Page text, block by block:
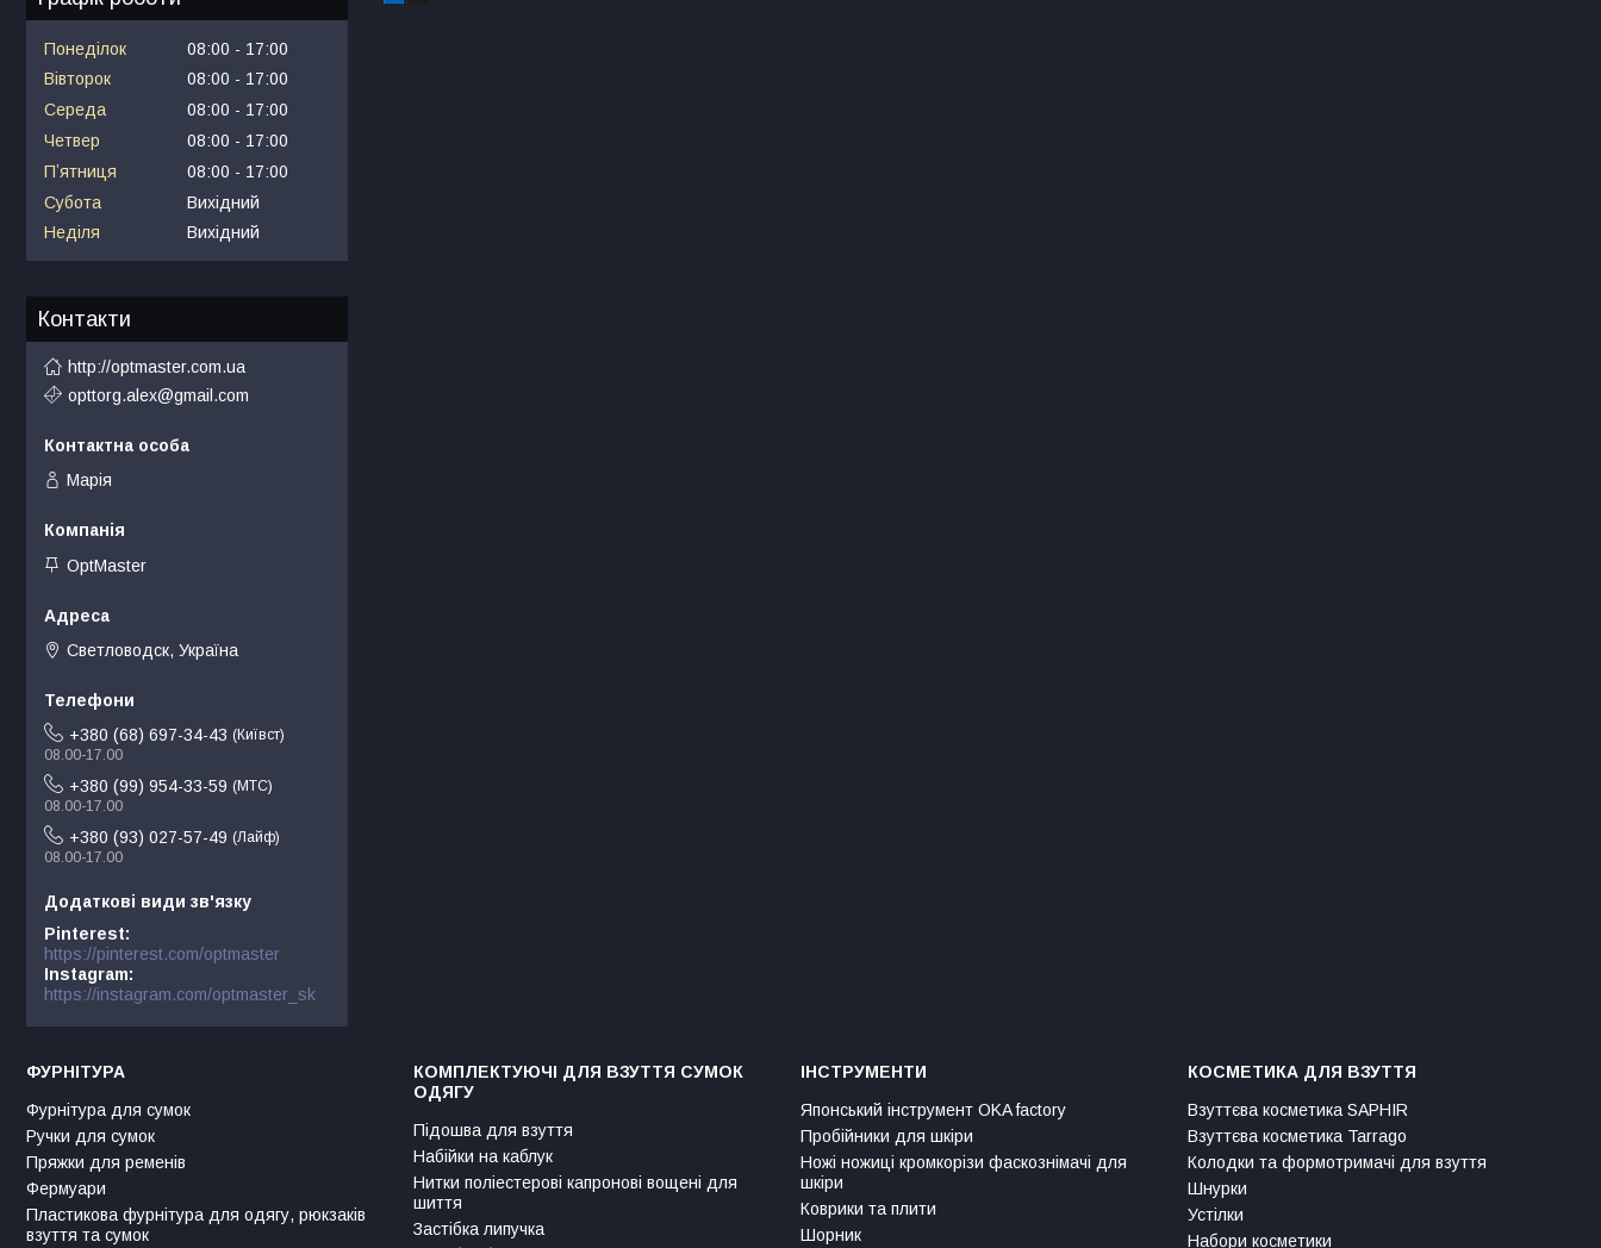
Понеділок 08:00
17:00
Вівторок
08:00
17:00
Середа
08:00
17:00
Четвер
08:00
17:00
Пʼятниця
08:00
17:00
Субота
Вихідний
Неділя
Вихідний
Контакти
http://optmaster.com.ua
opttorg.alex@gmail.com
Марія
OptMaster
Светловодск, Україна
+380 (68) 697-34-43
Київст
08.00-17.00
+380 (99) 954-33-59
МТС
08.00-17.00
+380 (93) 027-57-49
Лайф
08.00-17.00
Pinterest
https://pinterest.com/optmaster
Instagram
https://instagram.com/optmaster_sk
ФУРНІТУРА
Фурнітура для сумок
Ручки для сумок
Пряжки для ременів
Фермуари
Пластикова фурнітура для одягу, рюкзаків
взуття та сумок
КОМПЛЕКТУЮЧІ ДЛЯ ВЗУТТЯ СУМОК
ОДЯГУ
Підошва для взуття
Набійки на каблук
Нитки поліестерові капронові вощені для
шиття
Застібка липучка
ІНСТРУМЕНТИ
Японський інструмент OKA factory
Пробійники для шкіри
Ножі ножиці кромкорізи фаскознімачі для
шкіри
Коврики та плити
Шорник
КОСМЕТИКА ДЛЯ ВЗУТТЯ
Взуттєва косметика SAPHIR
Взуттєва косметика Tarrago
Колодки та формотримачі для взуття
Шнурки
Устілки
Набори косметики